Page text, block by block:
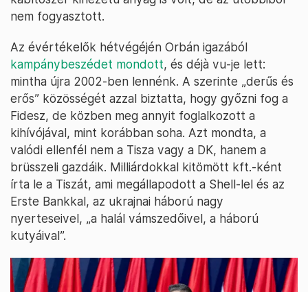
nem fogyasztott.
Az évértékelők hétvégéjén Orbán igazából
kampánybeszédet mondott, és déjà vu-je lett:
mintha újra 2002-ben lennénk. A szerinte „derűs és
erős” közösségét azzal biztatta, hogy győzni fog a
Fidesz, de közben meg annyit foglalkozott a
kihívójával, mint korábban soha. Azt mondta, a
valódi ellenfél nem a Tisza vagy a DK, hanem a
brüsszeli gazdáik. Milliárdokkal kitömött kft.-ként
írta le a Tiszát, ami megállapodott a Shell-lel és az
Erste Bankkal, az ukrajnai háború nagy
nyerteseivel, „a halál vámszedőivel, a háború
kutyáival”.